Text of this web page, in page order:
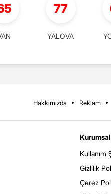
77
YALOVA
Hakkımızda Reklam
Kurumsal
Kullanım
Gizlilik
Çerez